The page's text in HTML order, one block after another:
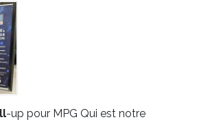
-up pour MPG Qui est notre